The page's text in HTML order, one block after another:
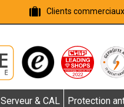
Clients commerciaux
Serveur & CAL Protection